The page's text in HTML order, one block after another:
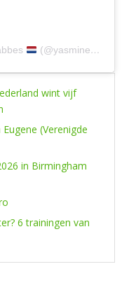
(@yasmineabbess)
wint vijf
(Verenigde
in Birmingham
6 trainingen van